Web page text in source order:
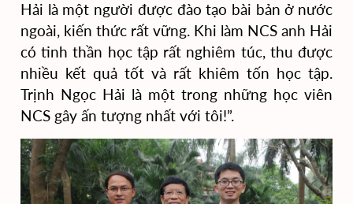
Hải là một người được đào tạo bài bản ở nước
ngoài, kiến thức rất vững. Khi làm NCS anh Hải
có tinh thần học tập rất nghiêm túc, thu được
nhiều kết quả tốt và rất khiêm tốn học tập.
Trịnh Ngọc Hải là một trong những học viên
NCS gây ấn tượng nhất với tôi!”.